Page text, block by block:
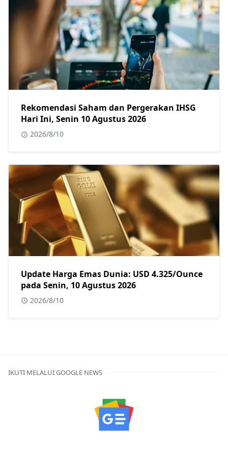
Rekomendasi Saham dan Pergerakan IHSG
Hari Ini, Senin 10 Agustus 2026
2026/8/10
Update Harga Emas Dunia: USD 4.325/Ounce
pada Senin, 10 Agustus 2026
2026/8/10
IKUTI MELALUI GOOGLE NEWS